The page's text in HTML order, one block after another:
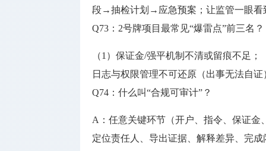
段→抽检计划→应急预案；让监管一眼看
Q73：2号牌项目最常见“爆雷点”前三名？
（1）保证金/强平机制不清或留痕不足
日志与权限管理不可还原（出事无法自
Q74：什么叫“合规可审计”？
A：任意关键环节（开户、指令、保证金
定位责任人、导出证据、解释差异、完成